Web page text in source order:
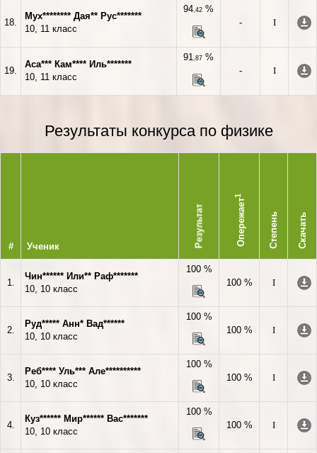
18.
Мух******** Дая** Рус*******
10, 11 класс
94,42 %
-
I
19.
Аса*** Кам**** Иль*******
10, 11 класс
91,87 %
-
I
Результаты конкурса по физике
# Ученик Результат Опережает
1
Степень Скачать
1.
Чин****** Или** Раф*******
10, 10 класс
100 %
100 %
I
2.
Руд***** Анн* Вад******
10, 10 класс
100 %
100 %
I
3.
Реб**** Уль*** Але**********
10, 10 класс
100 %
100 %
I
4.
Куз****** Мир****** Вас*******
10, 10 класс
100 %
100 %
I